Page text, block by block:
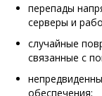
перепады
серверы и
случайные
связанные с
обеспечения;